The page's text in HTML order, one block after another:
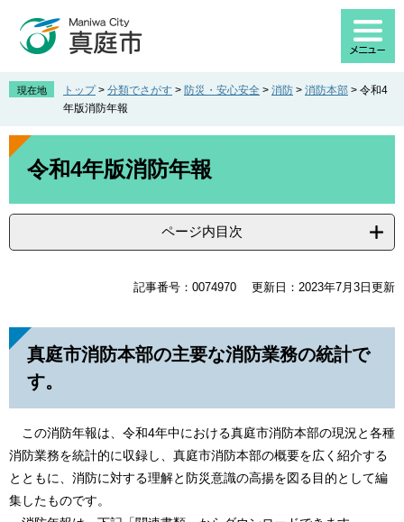
先
。
を
て
へ
現在地 トップ > 分類でさがす > 防災・安心安全 > 消防 > 消防本部 > 令和4
年版消防年報
本
令和4年版消防年報
ページ内目次
記事番号：0074970 更新日：2023年7月3日更新
真庭市消防本部の主要な消防業務の統計で
す。
この消防年報は、令和4年中における真庭市消防本部の現況と各種
消防業務を統計的に収録し、真庭市消防本部の概要を広く紹介する
とともに、消防に対する理解と防災意識の高揚を図る目的として編
集したものです。